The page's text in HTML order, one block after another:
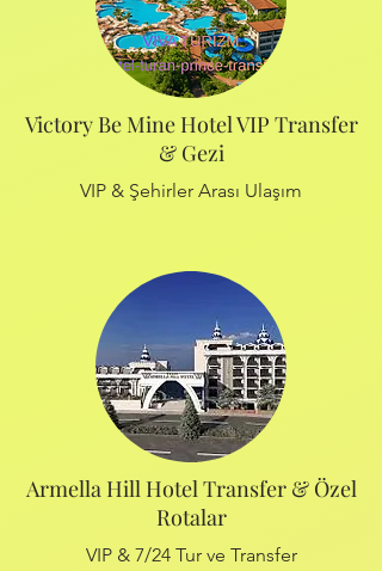
Victory Be Mine Hotel VIP Transfer
& Gezi
VIP & Şehirler Arası Ulaşım
Armella Hill Hotel Transfer & Özel
Rotalar
VIP & 7/24 Tur ve Transfer